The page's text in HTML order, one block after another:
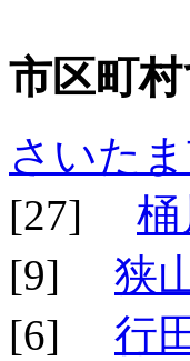
市区町
さいた
[27] 桶
[9] 狭
[6] 行